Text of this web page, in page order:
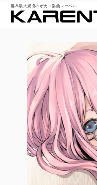
世界最大規模のボカロ楽曲レーベル